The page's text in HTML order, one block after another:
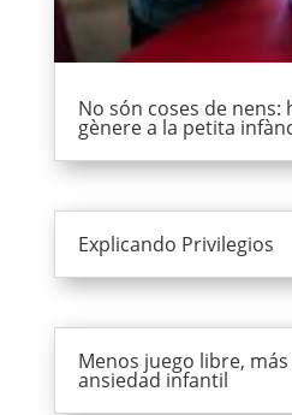
No són coses de nens:
gènere a la petita
Explicando Privilegios
Menos juego libre,
ansiedad infantil